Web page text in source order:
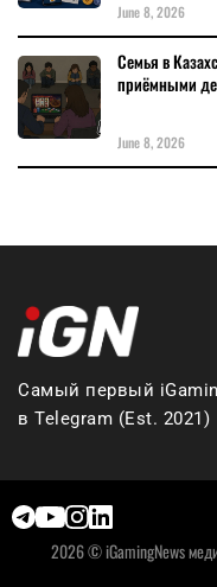
June 8, 2026
Семья в
приёмными
June 8, 2026
Самый первый
в Telegram (Est. 2021)
2026 © iGamingNews